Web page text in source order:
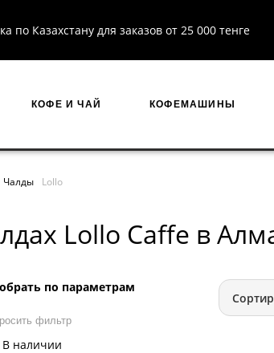
по Казахстану для заказов от 25 000 тенге
КОФЕ И ЧАЙ КОФЕМАШИНЫ
Чалды Lollo
Lollo Caffe в
по параметрам
фильтр
В наличии